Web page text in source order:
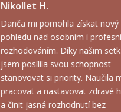
Jakub J.
Dana přišla do mého života v
náročnějším období, kdy jsem
potřeboval podporu a nadhled.
Pomohla mi stanovit si pro mě
relevantní cíle a vyjasnit si,
mezi nimi korelace. Každý
se na koučování těšil. Také jsem